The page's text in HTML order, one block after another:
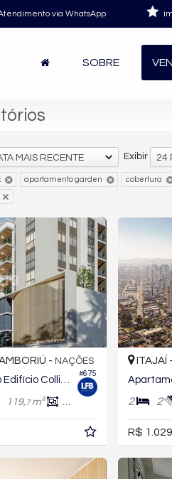
via WhatsApp
SOBRE
Exibir 24
MAIS RECENTE
apartamento garden cobertura
#675
- NAÇÕES
119,7m² 71,
ITAJAÍ -
2 2
R$